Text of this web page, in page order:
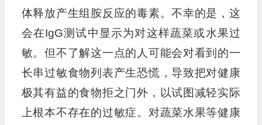
体释放产生组胺反应的毒素。不幸的是，这
会在IgG测试中显示为对这样蔬菜或水果过
敏。但不了解这一点的人可能会对看到的一
长串过敏食物列表产生恐慌，导致把对健康
极其有益的食物拒之门外，以试图减轻实际
上根本不存在的过敏症。对蔬菜水果等健康